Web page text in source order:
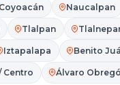
Coyoacán Naucalpan
Tlalpan
Iztapalapa Benito
Centro Álvaro